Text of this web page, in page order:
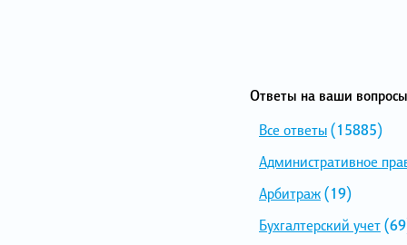
Ответы на ваши
Все ответы(15885)
Административное
Арбитраж(19)
Бухгалтерский учет